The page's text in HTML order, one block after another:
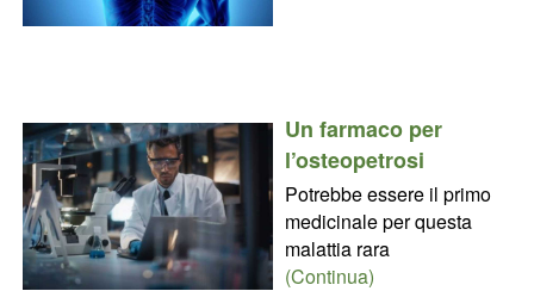
Un farmaco per
l’osteopetrosi
Potrebbe essere il primo
medicinale per questa
malattia rara
(Continua)